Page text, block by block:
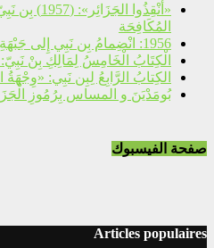
«أَنْقِذُوا
المُكَافِحَة
1956: انْضِمامُ بِن نَبِي إِلى جَبْهَةِ التَّحْرِيرِ الوَطَنِيِّ
الْكِتَابُ الْخَامِسُ لِمَالِكِ بِنْ نَبِيّ:
الكِتابُ الرَّابِعُ لِبِن نَبِي: «وِجْهَةُ
بُومَدْيَنَ و المساس بِرُمُوزِ
صفحة الفيسبوك
Articles populaires